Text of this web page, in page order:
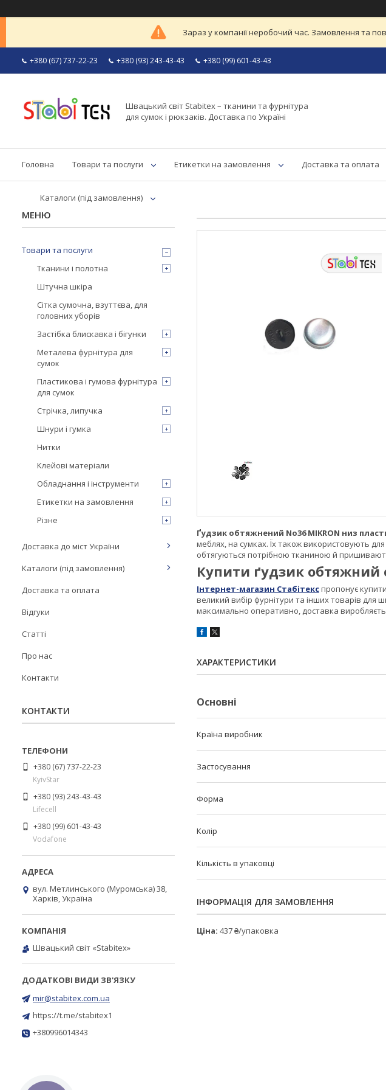
Зараз у компанії неробочий час. Замовлення та
+380 (67) 737-22-23 +380 (93) 243-43-43 +380 (99) 601-43-43
Швацький світ Stabitex – тканини та фурнітура
для сумок і рюкзаків. Доставка по Україні
Головна Товари та послуги Етикетки на замовлення Доставка та оплата
Каталоги (під замовлення)
Ґудзик обтяжнений No36 MIKRON низ
меблях, на сумках. Їх також використовують
обтягуються потрібною тканиною й
Купити ґудзик обтяжний
Інтернет-магазин Стабітекспропонує купити
великий вибір фурнітури та інших товарів для
максимально оперативно, доставка
ХАРАКТЕРИСТИКИ
Основні
Країна виробник
Застосування
Форма
Колір
Кількість в упаковці
ІНФОРМАЦІЯ ДЛЯ ЗАМОВЛЕННЯ
Ціна: 437 ₴/упаковка
Товари та послуги
Тканини і полотна
Штучна шкіра
Сітка сумочна, взуттєва, для
головних уборів
Застібка блискавка і бігунки
Металева фурнітура для
сумок
Пластикова і гумова фурнітура
для сумок
Стрічка, липучка
Шнури і гумка
Нитки
Клейові матеріали
Обладнання і інструменти
Етикетки на замовлення
Різне
Доставка до міст України
Каталоги (під замовлення)
Доставка та оплата
Відгуки
Статті
Про нас
Контакти
КОНТАКТИ
+380 (67) 737-22-23
KyivStar
+380 (93) 243-43-43
Lifecell
+380 (99) 601-43-43
Vodafone
вул. Метлинського (Муромська) 38,
Харків, Україна
Швацький світ «Stabitex»
mir@stabitex.com.ua
https://t.me/stabitex1
+380996014343